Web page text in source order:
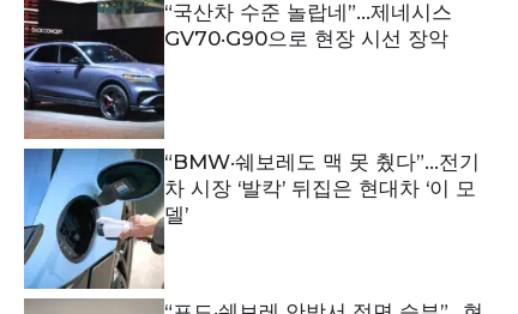
“국산차 수준 놀랍네”…제네시스
GV70·G90으로 현장 시선 장악
“BMW·쉐보레도 맥 못 췄다”…전기
차 시장 ‘발칵’ 뒤집은 현대차 ‘이 모
델’